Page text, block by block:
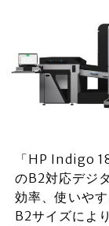
「HP Indigo
のB2対応デジ
効率、使いや
B2サイズによ